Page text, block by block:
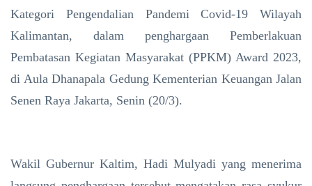
Kategori Pengendalian Pandemi Covid-19 Wilayah
Kalimantan, dalam penghargaan Pemberlakuan
Pembatasan Kegiatan Masyarakat (PPKM) Award 2023,
di Aula Dhanapala Gedung Kementerian Keuangan Jalan
Senen Raya Jakarta, Senin (20/3).
Wakil Gubernur Kaltim, Hadi Mulyadi yang menerima